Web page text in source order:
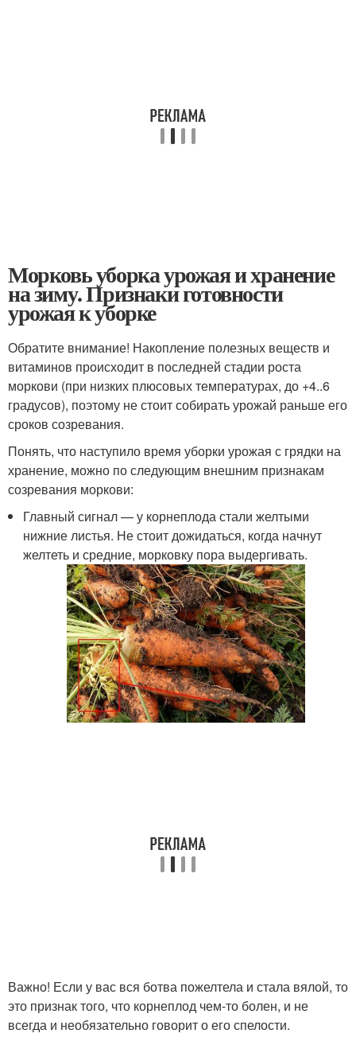
Морковь уборка урожая и хранение
на зиму. Признаки готовности
урожая к уборке
Обратите внимание! Накопление полезных веществ и
витаминов происходит в последней стадии роста
моркови (при низких плюсовых температурах, до +4..6
градусов), поэтому не стоит собирать урожай раньше его
сроков созревания.
Понять, что наступило время уборки урожая с грядки на
хранение, можно по следующим внешним признакам
созревания моркови:
Главный сигнал — у корнеплода стали желтыми
нижние листья. Не стоит дожидаться, когда начнут
желтеть и средние, морковку пора выдергивать.
Важно! Если у вас вся ботва пожелтела и стала вялой, то
это признак того, что корнеплод чем-то болен, и не
всегда и необязательно говорит о его спелости.